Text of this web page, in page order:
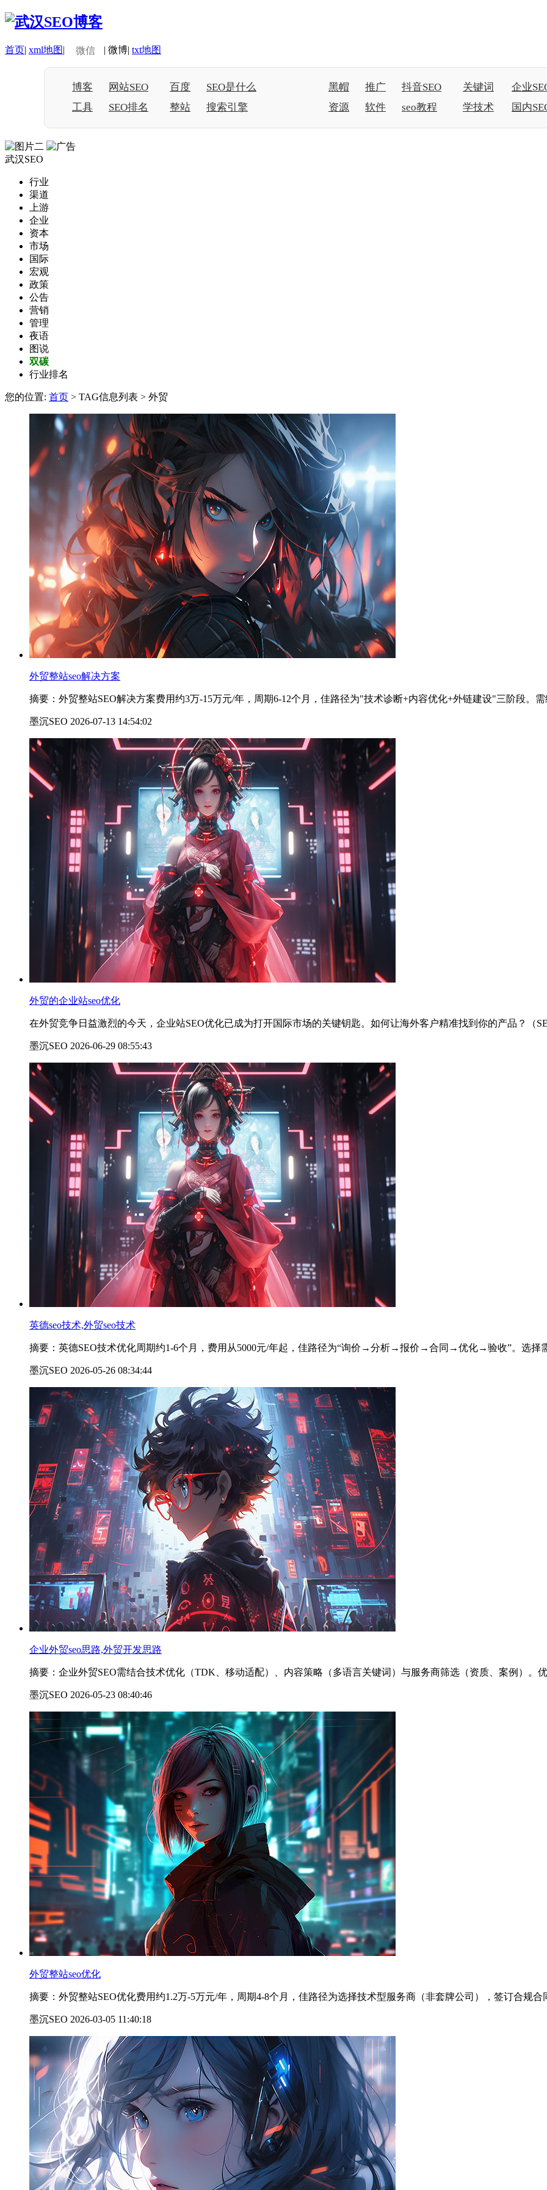
首页| xml地图| 微信 | 微博| txt地图
博客 网站SEO 百度
SEO是什么
工具
SEO排名 整站 搜索引擎
黑帽 推广 抖音SEO 关键词
企业
资源
软件 seo教程 学技术 国内
武汉SEO
行业
渠道
上游
企业
资本
市场
国际
宏观
政策
公告
营销
管理
夜语
图说
双碳
行业排名
您的位置: 首页 > TAG信息列表 > 外贸
外贸整站seo解决方案
摘要：外贸整站SEO解决方案费用约3万-15万元/年，周期6-12个月，佳路径为"技术诊断+内容优化+外链建设"三阶段。需
墨沉SEO 2026-07-13 14:54:02
外贸的企业站seo优化
在外贸竞争日益激烈的今天，企业站SEO优化已成为打开国际市场的关键钥匙。如何让海外客户精准找到你的产品？（
墨沉SEO 2026-06-29 08:55:43
英德seo技术,外贸seo技术
摘要：英德SEO技术优化周期约1-6个月，费用从5000元/年起，佳路径为“询价→分析→报价→合同→优化→验收”。选择
墨沉SEO 2026-05-26 08:34:44
企业外贸seo思路,外贸开发思路
摘要：企业外贸SEO需结合技术优化（TDK、移动适配）、内容策略（多语言关键词）与服务商筛选（资质、案例）。
墨沉SEO 2026-05-23 08:40:46
外贸整站seo优化
摘要：外贸整站SEO优化费用约1.2万-5万元/年，周期4-8个月，佳路径为选择技术型服务商（非套牌公司），签订合规合
墨沉SEO 2026-03-05 11:40:18